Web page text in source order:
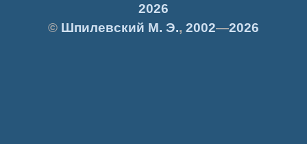
2026
© Шпилевский М. Э., 2002—2026